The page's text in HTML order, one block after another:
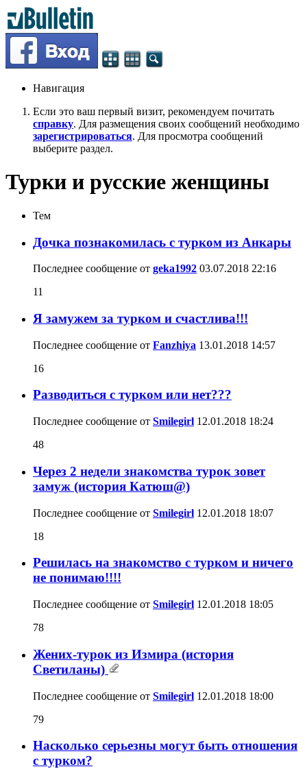
Навигация
Если это ваш первый визит, рекомендуем почитать
справку. Для размещения своих сообщений необходимо
зарегистрироваться. Для просмотра сообщений
выберите раздел.
Турки и русские женщины
Тем
Дочка познакомилась с турком из Анкары
Последнее сообщение от geka1992 03.07.2018 22:16
11
Я замужем за турком и счастлива!!!
Последнее сообщение от Fanzhiya 13.01.2018 14:57
16
Разводиться с турком или нет???
Последнее сообщение от Smilegirl 12.01.2018 18:24
48
Через 2 недели знакомства турок зовет
замуж (история Катюш@)
Последнее сообщение от Smilegirl 12.01.2018 18:07
18
Решилась на знакомство с турком и ничего
не понимаю!!!!
Последнее сообщение от Smilegirl 12.01.2018 18:05
78
Жених-турок из Измира (история
Светиланы)
Последнее сообщение от Smilegirl 12.01.2018 18:00
79
Насколько серьезны могут быть отношения
с турком?